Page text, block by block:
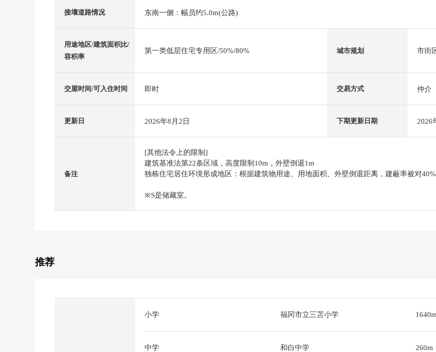
接壤道路情况 东南一侧：幅员约5.0m(公路)
用途地区/建筑面积比/
容积率
第一类低层住宅专用区/50%/80% 城市规划 市街
交屋时间/可入住时间 即时 交易方式 仲介
更新日 2026年8月2日 下期更新日期 2026
备注
[其他法令上的限制]
建筑基准法第22条区域，高度限制10m，外壁倒退1m
独栋住宅居住环境形成地区：根据建筑物用途、用地面积、外壁倒退距离，建蔽率被对
※S是储藏室。
推荐
小学 福冈市立三苫小学
中学 和白中学 260m